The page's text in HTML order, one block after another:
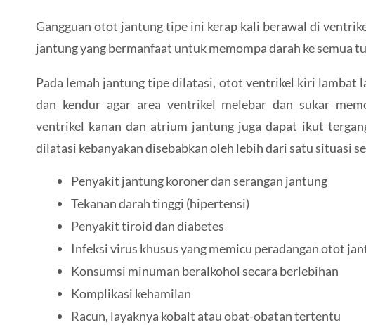
Gangguan otot jantung tipe ini kerap kali berawal di
jantung yang bermanfaat untuk memompa darah ke semua
Pada lemah jantung tipe dilatasi, otot ventrikel kiri lambat
dan kendur agar area ventrikel melebar dan sukar
ventrikel kanan dan atrium jantung juga dapat ikut
dilatasi kebanyakan disebabkan oleh lebih dari satu situasi
Penyakit jantung koroner dan serangan jantung
Tekanan darah tinggi (hipertensi)
Penyakit tiroid dan diabetes
Infeksi virus khusus yang memicu peradangan otot
Konsumsi minuman beralkohol secara berlebihan
Komplikasi kehamilan
Racun, layaknya kobalt atau obat-obatan tertentu